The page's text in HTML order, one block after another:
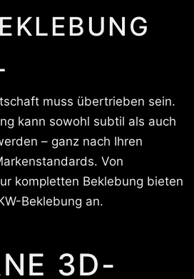
muss übertrieben sein.
kann sowohl subtil als auch
– ganz nach Ihren
Von
kompletten Beklebung bieten
Beklebung an.
3D-